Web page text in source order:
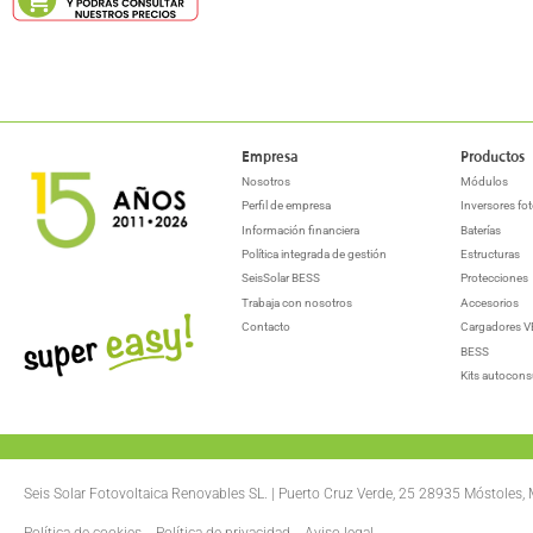
Empresa
Nosotros
Perfil de empresa
Información financiera
Política integrada de gestión
SeisSolar BESS
Trabaja con nosotros
Contacto
Productos
Módulos
Inversores
Baterías
Estructuras
Protecciones
Accesorios
Cargadores
BESS
Kits
Seis Solar Fotovoltaica Renovables SL. | Puerto Cruz Verde, 25 28935